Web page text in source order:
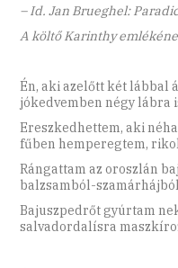
– Id. Jan Brueghel:
A költő Karinthy
Én, aki azelőtt két lábbal
jókedvemben négy lábra
Ereszkedhettem, aki
fűben hemperegtem,
Rángattam az oroszlán
balzsamból-szamárhájból
Bajuszpedrőt gyúrtam
salvadordalísra